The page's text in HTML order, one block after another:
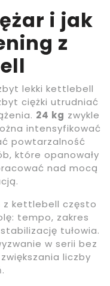
i jak
z
lekki kettlebell
ciężki utrudniać
24 kg zwykle
intensyfikować
powtarzalność
które opanowały
nad mocą
z kettlebell często
tempo, zakres
tułowia.
w serii bez
liczby